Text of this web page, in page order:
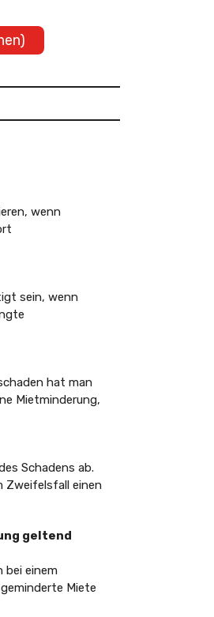
wenn
sein, wenn
hat man
Mietminderung,
Schadens ab.
Zweifelsfall einen
geltend
bei einem
Miete